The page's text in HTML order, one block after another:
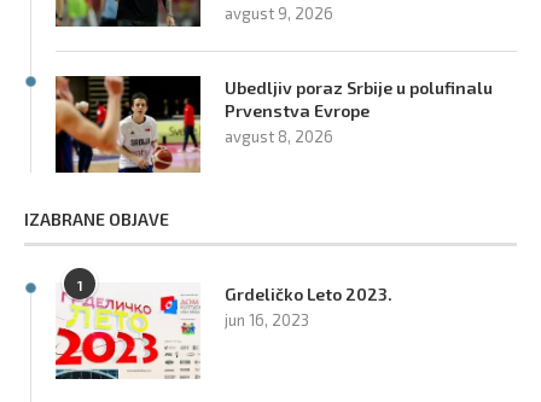
avgust 9, 2026
Ubedljiv poraz Srbije u polufinalu
Prvenstva Evrope
avgust 8, 2026
IZABRANE OBJAVE
1 Grdeličko Leto 2023.
jun 16, 2023